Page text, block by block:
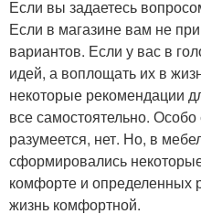
Если вы задаетесь
Если в магазине вам не
вариантов. Если у вас в
идей, а воплощать их в
некоторые рекомендации
все самостоятельно. Особо
разумеется, нет. Но, в
сформировались
комфорте и определенных
жизнь комфортной.